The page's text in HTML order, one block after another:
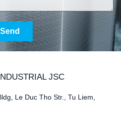
Send
JSC
Le Duc Tho Str., Tu Liem,